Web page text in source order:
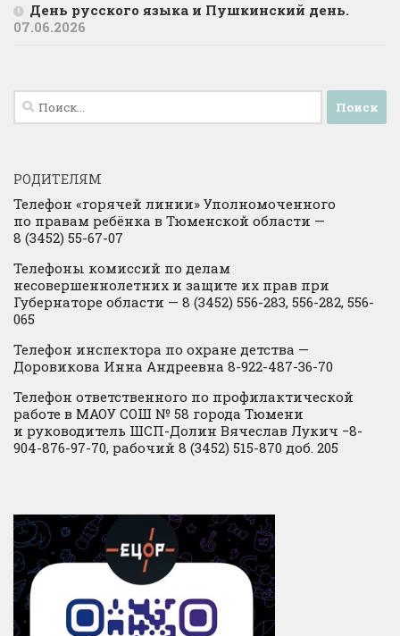
День русского языка и Пушкинский день.
07.06.2026
Найти:
РОДИТЕЛЯМ
Телефон «горячей линии» Уполномоченного
по правам ребёнка в Тюменской области —
8 (3452) 55-67-07
Телефоны комиссий по делам
несовершеннолетних и защите их прав при
Губернаторе области — 8 (3452) 556-283, 556-282, 556-
065
Телефон инспектора по охране детства —
Доровикова Инна Андреевна 8-922-487-36-70
Телефон ответственного по профилактической
работе в МАОУ СОШ № 58 города Тюмени
и руководитель ШСП-Долин Вячеслав Лукич −8-
904-876-97-70, рабочий 8 (3452) 515-870 доб. 205